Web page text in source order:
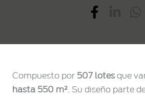
Compuesto por 507 lotesque
hasta 550 m². Su diseño parte